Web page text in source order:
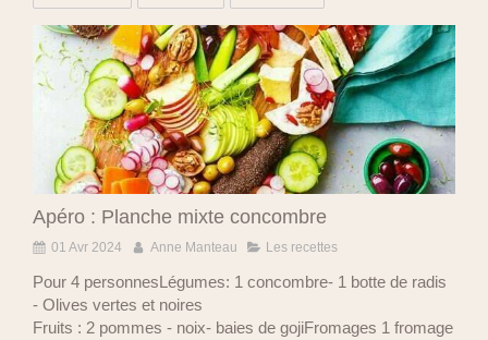
Apéro : Planche mixte concombre
01 Avr 2024 Anne Manteau Les recettes
Pour 4 personnesLégumes: 1 concombre- 1 botte de radis
- Olives vertes et noires
Fruits : 2 pommes - noix- baies de gojiFromages 1 fromage